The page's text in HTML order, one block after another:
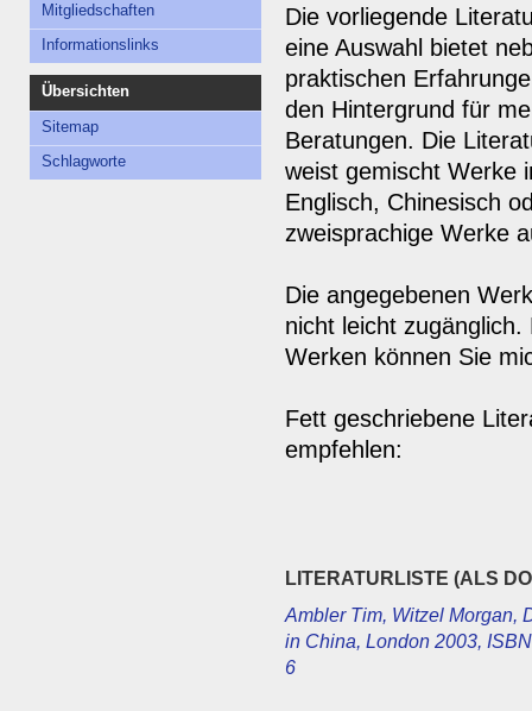
Mitgliedschaften
Informationslinks
Übersichten
Sitemap
Schlagworte
Die vorliegende
eine Auswahl bietet
praktischen
den Hintergrund für
Beratungen. Die
weist gemischt Werke
Englisch, Chinesisch
zweisprachige Werke
Die angegebenen
nicht leicht
Werken können Sie
Fett geschriebene
empfehlen:
LITERATURLISTE (ALS
Ambler Tim, Witzel Morgan,
in China, London 2003,
6